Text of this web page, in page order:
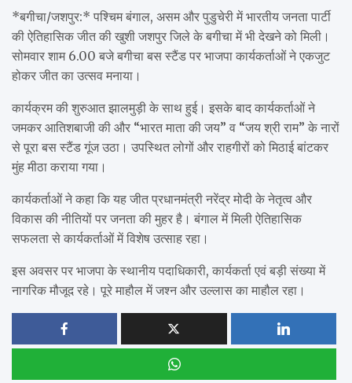
*बगीचा/जशपुर:* पश्चिम बंगाल, असम और पुडुचेरी में भारतीय जनता पार्टी
की ऐतिहासिक जीत की खुशी जशपुर जिले के बगीचा में भी देखने को मिली।
सोमवार शाम 6.00 बजे बगीचा बस स्टैंड पर भाजपा कार्यकर्ताओं ने एकजुट
होकर जीत का उत्सव मनाया।
कार्यक्रम की शुरुआत झालमुड़ी के साथ हुई। इसके बाद कार्यकर्ताओं ने
जमकर आतिशबाजी की और “भारत माता की जय” व “जय श्री राम” के नारों
से पूरा बस स्टैंड गूंज उठा। उपस्थित लोगों और राहगीरों को मिठाई बांटकर
मुंह मीठा कराया गया।
कार्यकर्ताओं ने कहा कि यह जीत प्रधानमंत्री नरेंद्र मोदी के नेतृत्व और
विकास की नीतियों पर जनता की मुहर है। बंगाल में मिली ऐतिहासिक
सफलता से कार्यकर्ताओं में विशेष उत्साह रहा।
इस अवसर पर भाजपा के स्थानीय पदाधिकारी, कार्यकर्ता एवं बड़ी संख्या में
नागरिक मौजूद रहे। पूरे माहौल में जश्न और उल्लास का माहौल रहा।